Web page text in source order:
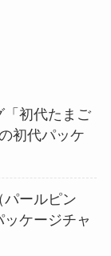
「初代たまご
初代パッケ
パールピン
ケージチャ